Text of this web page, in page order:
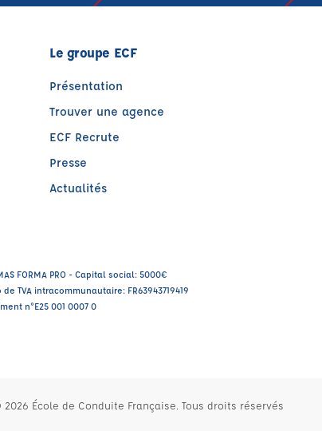
Le groupe ECF
Présentation
Trouver une agence
ECF Recrute
Presse
Actualités
FORMA PRO - Capital social: 5000€
de TVA intracommunautaire: FR63943719419
n°E25 001 0007 0
École de Conduite Française. Tous droits réservés